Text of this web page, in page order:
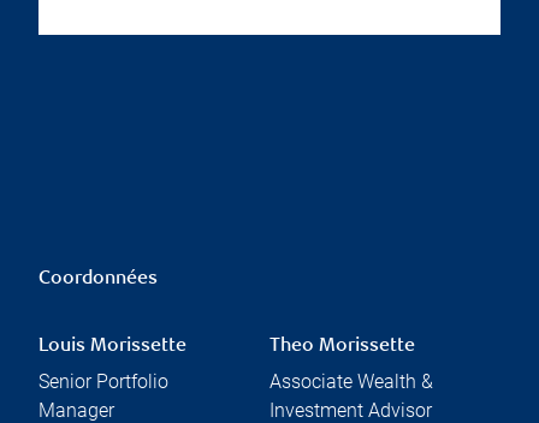
Coordonnées
Louis Morissette
Senior Portfolio
Manager
Theo Morissette
Associate Wealth &
Investment Advisor